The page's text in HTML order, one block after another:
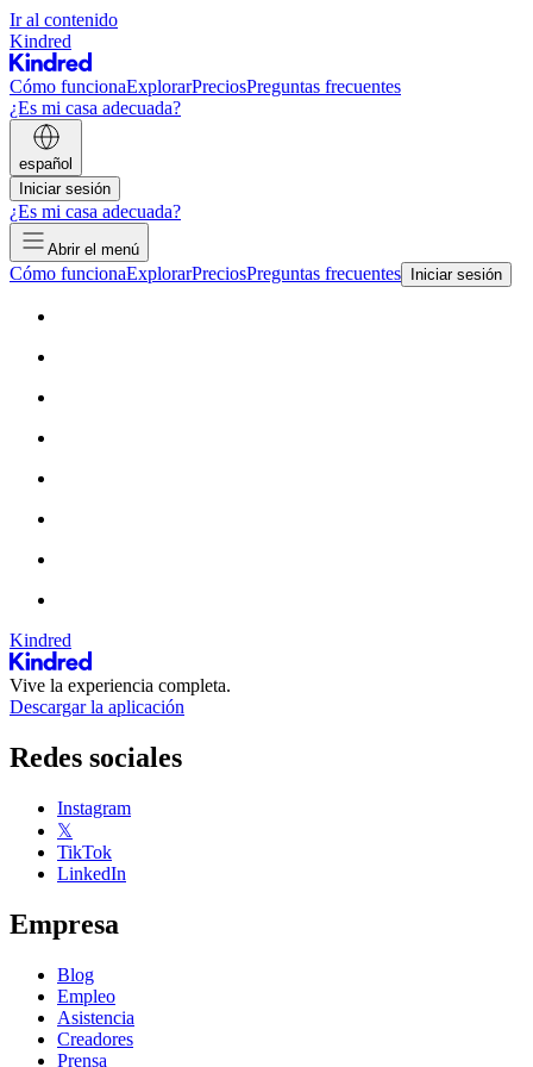
Ir al contenido
Kindred
Cómo funcionaExplorarPreciosPreguntas frecuentes
¿Es mi casa adecuada?
español
Iniciar sesión
¿Es mi casa adecuada?
Abrir el menú
Cómo funcionaExplorarPreciosPreguntas frecuentes Iniciar sesión
Kindred
Vive la experiencia completa.
Descargar la aplicación
Redes sociales
Instagram
𝕏
TikTok
LinkedIn
Empresa
Blog
Empleo
Asistencia
Creadores
Prensa